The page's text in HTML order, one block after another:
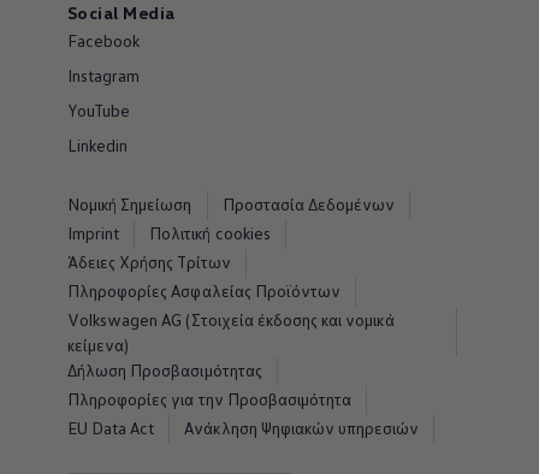
Social Media
Facebook
Instagram
YouTube
Linkedin
Νομική Σημείωση
Προστασία Δεδομένων
Imprint
Πολιτική cookies
Άδειες Χρήσης Τρίτων
Πληροφορίες Ασφαλείας Προϊόντων
Volkswagen AG (Στοιχεία έκδοσης και νομικά
κείμενα)
Δήλωση Προσβασιμότητας
Πληροφορίες για την Προσβασιμότητα
EU Data Act
Ανάκληση Ψηφιακών υπηρεσιών